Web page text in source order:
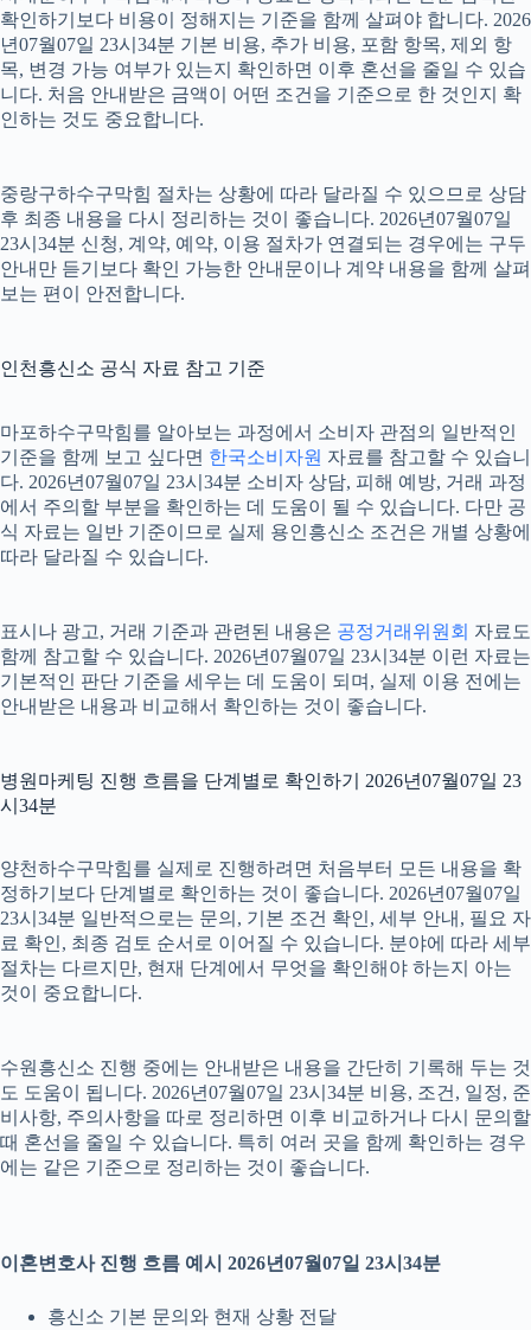
확인하기보다 비용이 정해지는 기준을 함께 살펴야 합니다. 2026
년07월07일 23시34분 기본 비용, 추가 비용, 포함 항목, 제외 항
목, 변경 가능 여부가 있는지 확인하면 이후 혼선을 줄일 수 있습
니다. 처음 안내받은 금액이 어떤 조건을 기준으로 한 것인지 확
인하는 것도 중요합니다.
중랑구하수구막힘 절차는 상황에 따라 달라질 수 있으므로 상담
후 최종 내용을 다시 정리하는 것이 좋습니다. 2026년07월07일
23시34분 신청, 계약, 예약, 이용 절차가 연결되는 경우에는 구두
안내만 듣기보다 확인 가능한 안내문이나 계약 내용을 함께 살펴
보는 편이 안전합니다.
인천흥신소 공식 자료 참고 기준
마포하수구막힘를 알아보는 과정에서 소비자 관점의 일반적인
기준을 함께 보고 싶다면 한국소비자원 자료를 참고할 수 있습니
다. 2026년07월07일 23시34분 소비자 상담, 피해 예방, 거래 과정
에서 주의할 부분을 확인하는 데 도움이 될 수 있습니다. 다만 공
식 자료는 일반 기준이므로 실제 용인흥신소 조건은 개별 상황에
따라 달라질 수 있습니다.
표시나 광고, 거래 기준과 관련된 내용은 공정거래위원회 자료도
함께 참고할 수 있습니다. 2026년07월07일 23시34분 이런 자료는
기본적인 판단 기준을 세우는 데 도움이 되며, 실제 이용 전에는
안내받은 내용과 비교해서 확인하는 것이 좋습니다.
병원마케팅 진행 흐름을 단계별로 확인하기 2026년07월07일 23
시34분
양천하수구막힘를 실제로 진행하려면 처음부터 모든 내용을 확
정하기보다 단계별로 확인하는 것이 좋습니다. 2026년07월07일
23시34분 일반적으로는 문의, 기본 조건 확인, 세부 안내, 필요 자
료 확인, 최종 검토 순서로 이어질 수 있습니다. 분야에 따라 세부
절차는 다르지만, 현재 단계에서 무엇을 확인해야 하는지 아는
것이 중요합니다.
수원흥신소 진행 중에는 안내받은 내용을 간단히 기록해 두는 것
도 도움이 됩니다. 2026년07월07일 23시34분 비용, 조건, 일정, 준
비사항, 주의사항을 따로 정리하면 이후 비교하거나 다시 문의할
때 혼선을 줄일 수 있습니다. 특히 여러 곳을 함께 확인하는 경우
에는 같은 기준으로 정리하는 것이 좋습니다.
이혼변호사 진행 흐름 예시 2026년07월07일 23시34분
흥신소 기본 문의와 현재 상황 전달